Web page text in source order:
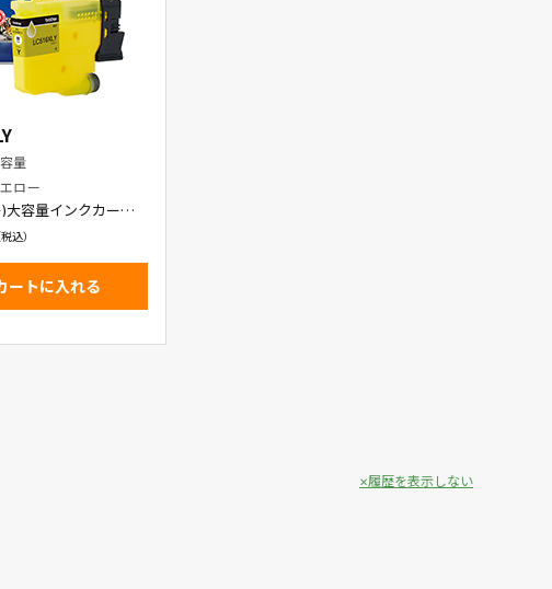
量
ロー
大容量インクカート
ートに入れる
履歴を表示しない